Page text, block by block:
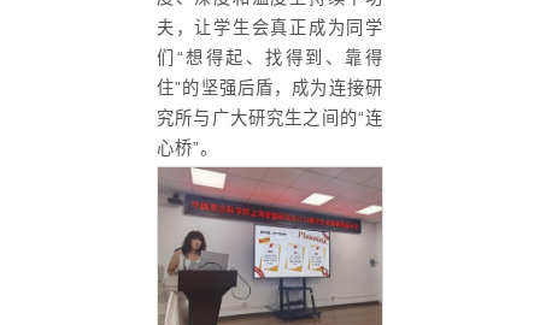
夫，让学生会真正成为同学
们“想得起、找得到、靠得
住”的坚强后盾，成为连接研
究所与广大研究生之间的“连
心桥”。